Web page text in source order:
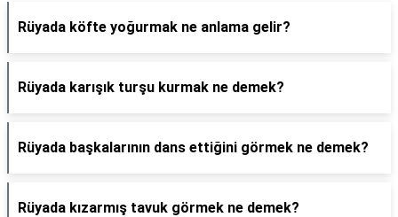
Rüyada köfte yoğurmak ne anlama gelir?
Rüyada karışık turşu kurmak ne demek?
Rüyada başkalarının dans ettiğini görmek ne demek?
Rüyada kızarmış tavuk görmek ne demek?